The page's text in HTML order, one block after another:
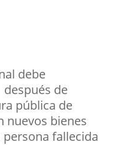
debe
de
pública de
nuevos bienes
fallecida